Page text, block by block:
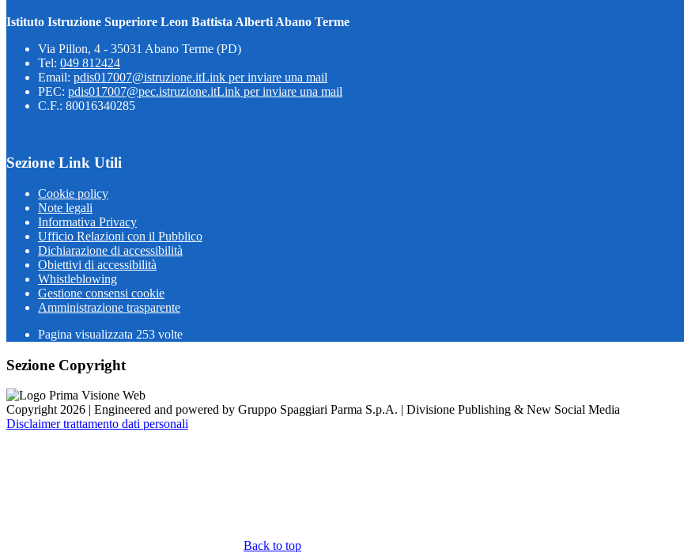
Istituto Istruzione Superiore Leon Battista Alberti Abano Terme
Via Pillon, 4 - 35031 Abano Terme (PD)
Tel: 049 812424
Email: pdis017007@istruzione.itLink per inviare una mail
PEC: pdis017007@pec.istruzione.itLink per inviare una mail
C.F.: 80016340285
Sezione Link Utili
Cookie policy
Note legali
Informativa Privacy
Ufficio Relazioni con il Pubblico
Dichiarazione di accessibilità
Obiettivi di accessibilità
Whistleblowing
Gestione consensi cookie
Amministrazione trasparente
Pagina visualizzata 253 volte
Sezione Copyright
Copyright 2026 | Engineered and powered by Gruppo Spaggiari Parma S.p.A. | Divisione Publishing & New Social Media
Disclaimer trattamento dati personali
Back to top